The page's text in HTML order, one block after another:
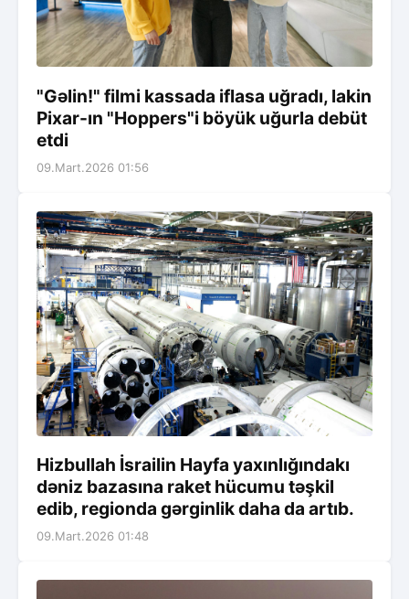
"Gəlin!" filmi kassada iflasa uğradı, lakin
Pixar-ın "Hoppers"i böyük uğurla debüt
etdi
09.Mart.2026 01:56
Hizbullah İsrailin Hayfa yaxınlığındakı
dəniz bazasına raket hücumu təşkil
edib, regionda gərginlik daha da artıb.
09.Mart.2026 01:48